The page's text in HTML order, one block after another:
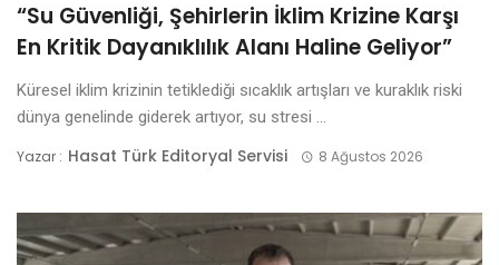
“Su Güvenliği, Şehirlerin İklim Krizine Karşı
En Kritik Dayanıklılık Alanı Haline Geliyor”
Küresel iklim krizinin tetiklediği sıcaklık artışları ve kuraklık riski
dünya genelinde giderek artıyor, su stresi ...
Yazar : Hasat Türk Editoryal Servisi 8 Ağustos 2026